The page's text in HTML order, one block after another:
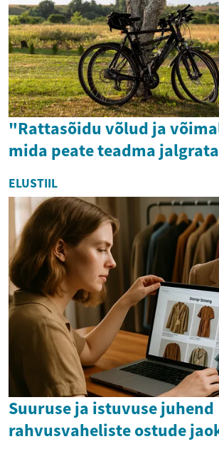
"Rattasõidu võlud ja
mida peate teadma
ELUSTIIL
Suuruse ja istuvuse juhend
rahvusvaheliste ostude